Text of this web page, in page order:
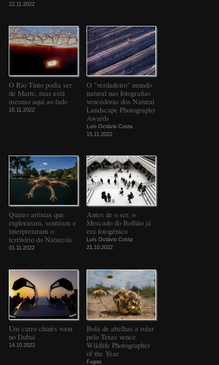
22.11.2022
O Rio Tinto podia ser
de Marte, mas está
mesmo aqui ao lado
15.11.2022
O "verdadeiro" mundo
natural nas fotografias
vencedoras dos Natural
Landscape Photography
Awards
Luís Octávio Costa
15.11.2022
Quatro artistas que
exploraram, sentiram e
interpretaram o
território do Naturcôa
01.11.2022
Antes de o ser, o
Mercado do Bolhão já
era fotogénico
Luís Octávio Costa
21.10.2022
Um carro chinês voou
no Dubai
14.10.2022
Bola de abelhas a rolar
pelo Texas vence
Wildlife Photographer
of the Year
Fugas